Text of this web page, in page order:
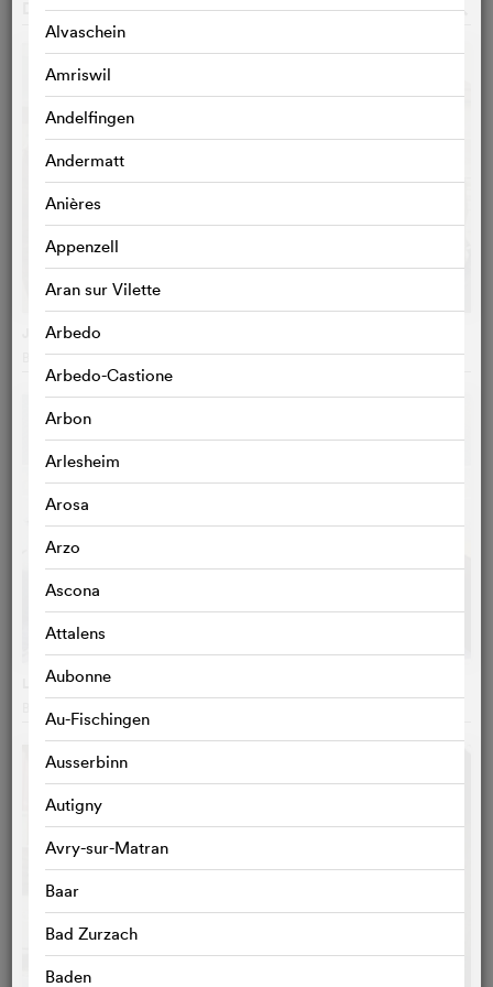
Alvaschein
Amriswil
Andelfingen
Andermatt
Anières
Appenzell
Aran sur Vilette
Arbedo
Arbedo-Castione
Arbon
Arlesheim
Arosa
Arzo
Ascona
Attalens
Aubonne
Au-Fischingen
Ausserbinn
Autigny
Avry-sur-Matran
Baar
Bad Zurzach
Baden
DAZU PASSEN: o
Juliette au printemps
Blandine Lenoir, Frankreich
La petite vadrouille
Bruno Podalydès